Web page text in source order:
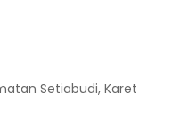
Setiabudi, Karet